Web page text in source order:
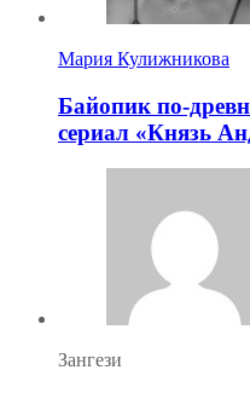
Мария Кулижникова
Байопик по-
сериал «Князь
Зангези